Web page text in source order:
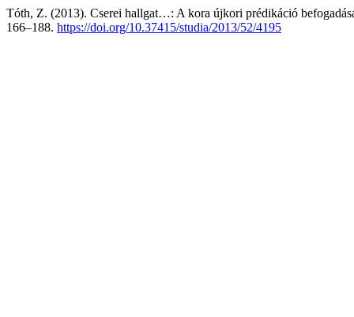
Tóth, Z. (2013). Cserei hallgat…: A kora újkori prédikáció
166–188. https://doi.org/10.37415/studia/2013/52/4195